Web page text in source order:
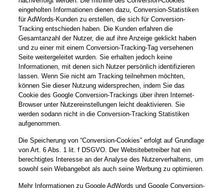
eingeholten Informationen dienen dazu, Conversion-Statistiken
für AdWords-Kunden zu erstellen, die sich für Conversion-
Tracking entschieden haben. Die Kunden erfahren die
Gesamtanzahl der Nutzer, die auf ihre Anzeige geklickt haben
und zu einer mit einem Conversion-Tracking-Tag versehenen
Seite weitergeleitet wurden. Sie erhalten jedoch keine
Informationen, mit denen sich Nutzer persönlich identifizieren
lassen. Wenn Sie nicht am Tracking teilnehmen möchten,
können Sie dieser Nutzung widersprechen, indem Sie das
Cookie des Google Conversion-Trackings über ihren Internet-
Browser unter Nutzereinstellungen leicht deaktivieren. Sie
werden sodann nicht in die Conversion-Tracking Statistiken
aufgenommen.
Die Speicherung von “Conversion-Cookies” erfolgt auf Grundlage
von Art. 6 Abs. 1 lit. f DSGVO. Der Websitebetreiber hat ein
berechtigtes Interesse an der Analyse des Nutzerverhaltens, um
sowohl sein Webangebot als auch seine Werbung zu optimieren.
Mehr Informationen zu Google AdWords und Google Conversion-